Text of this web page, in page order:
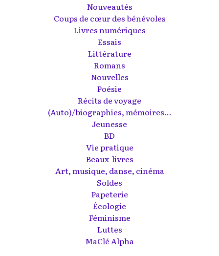
Nouveautés
Coups de cœur des bénévoles
Livres numériques
Essais
Littérature
Romans
Nouvelles
Poésie
Récits de voyage
(Auto)/biographies, mémoires...
Jeunesse
BD
Vie pratique
Beaux-livres
Art, musique, danse, cinéma
Soldes
Papeterie
Écologie
Féminisme
Luttes
MaClé Alpha